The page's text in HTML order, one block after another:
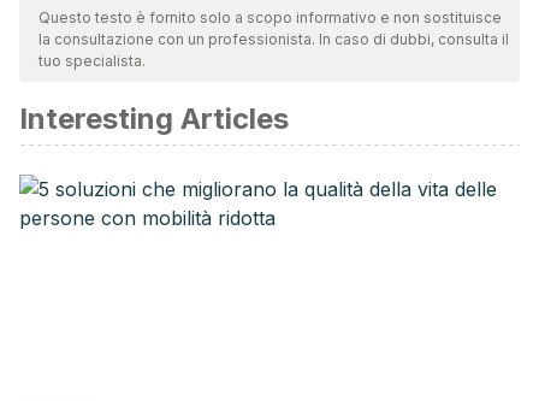
team per garantirne la qualità, l'affidabilità, l'attualità e la
validità. La bibliografia di questo articolo è stata considerata
Fisioterapia-Online. [Internet].
del uso del smartphone sobre el organismo.Disponible
en:https://www.fisioterapia-online.com/articulos/text-neck-
repercusiones-del-uso-del-smartphone-sobre-el-
Questo testo è fornito solo a scopo informativo e non sostituisce
la consultazione con un professionista. In caso di dubbi, consulta il
tuo specialista.
Interesting Articles